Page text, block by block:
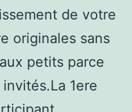
de votre
originales sans
petits parce
1ere